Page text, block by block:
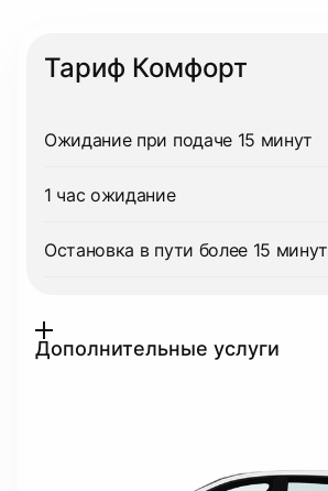
Тариф Комфорт
Ожидание при подаче 15 минут
1 час ожидание
Остановка в пути более 15 минут
Дополнительные услуги